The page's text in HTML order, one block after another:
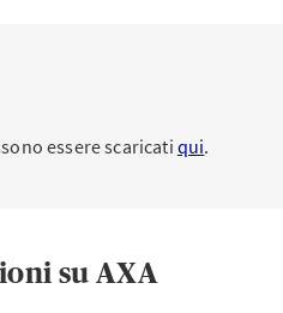
essere scaricati qui.
su AXA